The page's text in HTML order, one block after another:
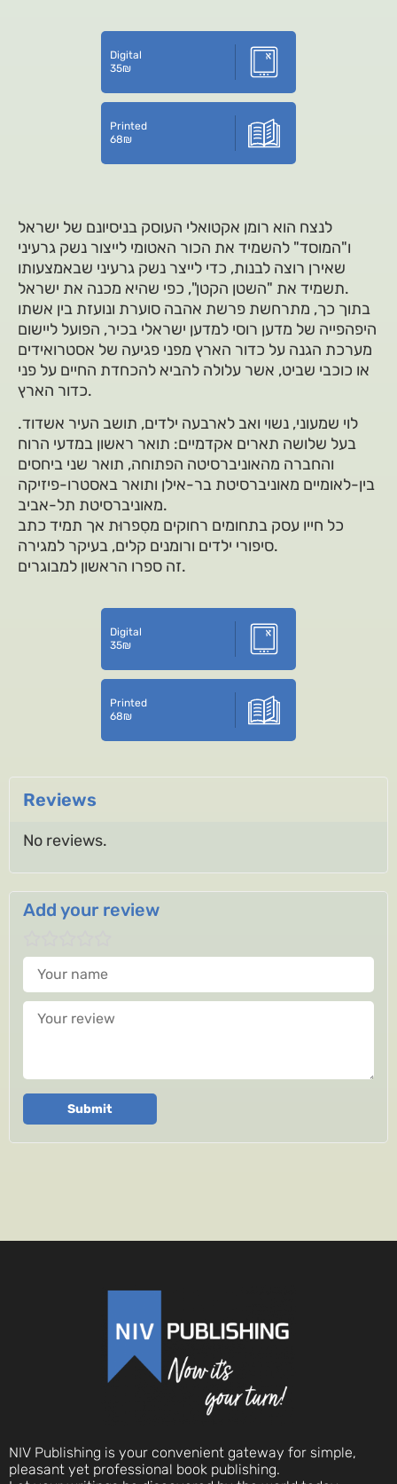
Digital
35₪
Printed
68₪
לנצח הוא רומן אקטואלי העוסק בניסיונם של ישראל
ו"המוסד" להשמיד את הכור האטומי לייצור נשק גרעיני
שאירן רוצה לבנות, כדי לייצר נשק גרעיני שבאמצעותו
תשמיד את "השטן הקטן", כפי שהיא מכנה את ישראל.
בתוך כך, מתרחשת פרשת אהבה סוערת ונועזת בין אשתו
היפהפייה של מדען רוסי למדען ישראלי בכיר, הפועל ליישום
מערכת הגנה על כדור הארץ מפני פגיעה של אסטרואידים
או כוכבי שביט, אשר עלולה להביא להכחדת החיים על פני
כדור הארץ.
לוי שמעוני, נשוי ואב לארבעה ילדים, תושב העיר אשדוד.
בעל שלושה תארים אקדמיים: תואר ראשון במדעי הרוח
והחברה מהאוניברסיטה הפתוחה, תואר שני ביחסים
בין-לאומיים מאוניברסיטת בר-אילן ותואר באסטרו-פיזיקה
מאוניברסיטת תל-אביב.
כל חייו עסק בתחומים רחוקים מסִפרוּת אך תמיד כתב
סיפורי ילדים ורומנים קלים, בעיקר למגירה.
זה ספרו הראשון למבוגרים.
Digital
35₪
Printed
68₪
Reviews
No reviews.
Add your review
Your name
Your review
Submit
NIV Publishing is your convenient gateway for simple,
pleasant yet professional book publishing.